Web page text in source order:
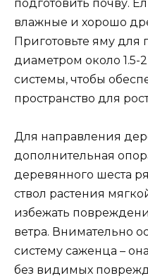
подготовить почву.
влажные и хорошо
Приготовьте яму для
диаметром около 1.5-
системы, чтобы
пространство для
Для направления
дополнительная
деревянного шеста
ствол растения
избежать
ветра. Внимательно
систему саженца –
без видимых